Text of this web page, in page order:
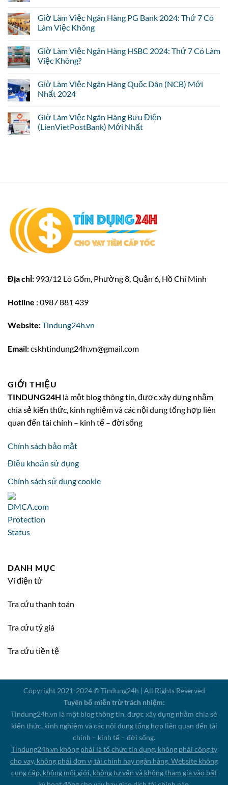
Giờ Làm Việc Ngân Hàng PG Bank 2024: Thứ 7 Có
Làm Việc Không
Giờ Làm Việc Ngân Hàng HSBC 2024: Thứ 7 Có Làm
Việc Không?
Giờ Làm Việc Ngân Hàng Quốc Dân (NCB) Mới
Nhất 2024
Giờ Làm Việc Ngân Hàng Bưu Điện
(LienVietPostBank) Mới Nhất
Địa chỉ: 993/12 Lò Gốm, Phường 8, Quận 6, Hồ Chí Minh
Hotline : 0987 881 439
Website:Tindung24h.vn
Email:cskhtindung24h.vn@gmail.com
GIỚI THIỆU
TINDUNG24H là một blog thông tin, được xây dựng nhằm
chia sẻ kiến thức, kinh nghiệm và các nội dung tổng hợp liên
quan đến tài chính – kinh tế – đời sống
Chính sách bảo mật
Điều khoản sử dụng
Chính sách sử dụng cookie
DANH MỤC
Ví điện tử
Tra cứu thanh toán
Tra cứu tỷ giá
Tra cứu tiền tệ
Copyright 2021-2024 © Tindung24h | All Rights Reserved
Tuyên bố miễn trừ trách nhiệm:
Tindung24h.vn là một blog thông tin, được xây dựng nhằm chia sẻ
kiến thức, kinh nghiệm và các nội dung tổng hợp liên quan đến tài
chính – kinh tế – đời sống.
Tindung24h.vn không phải là tổ chức tín dụng, không phải công ty
cho vay, không phải đơn vị tài chính hay ngân hàng. Website không
cung cấp, không môi giới, không tư vấn và không tham gia vào bất